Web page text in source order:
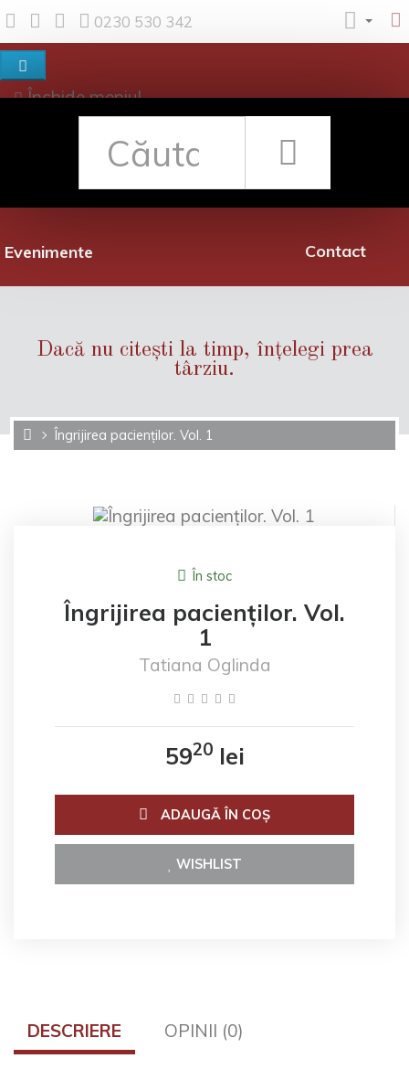
0230 530 342
Închide meniul
Evenimente
Rețea librării
Contact
Dacă nu citești la timp, înțelegi prea
târziu.
Îngrijirea pacienților. Vol. 1
În stoc
Îngrijirea pacienților. Vol.
1
Tatiana Oglinda
5920lei
ADAUGĂ ÎN COŞ
WISHLIST
DESCRIERE OPINII (0)